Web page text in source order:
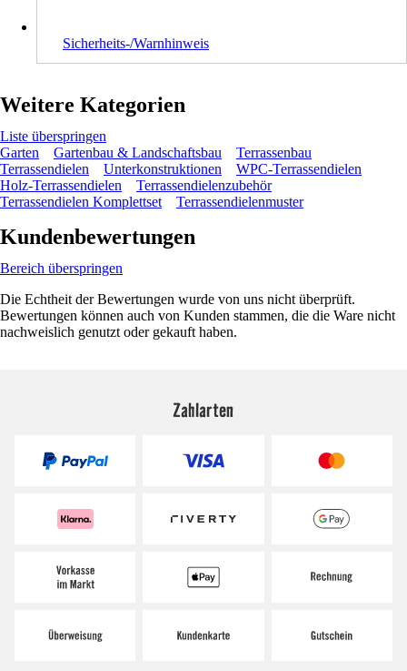
Sicherheits-/Warnhinweis
Weitere Kategorien
Liste überspringen
Garten
Gartenbau & Landschaftsbau
Terrassenbau
Terrassendielen
Unterkonstruktionen
WPC-Terrassendielen
Holz-Terrassendielen
Terrassendielenzubehör
Terrassendielen Komplettset
Terrassendielenmuster
Kundenbewertungen
Bereich überspringen
Die Echtheit der Bewertungen wurde von uns nicht überprüft.
Bewertungen können auch von Kunden stammen, die die Ware nicht
nachweislich genutzt oder gekauft haben.
Zahlarten